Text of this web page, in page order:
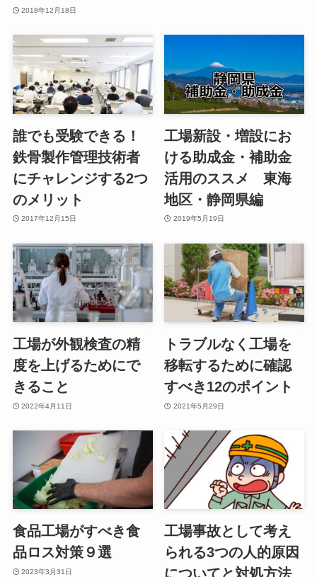
2018年12月18日
誰でも受験できる！
鉄骨製作管理技術者
にチャレンジする2つ
のメリット
2017年12月15日
工場新設・増設にお
ける助成金・補助金
活用のススメ 東海
地区・静岡県編
2019年5月19日
工場が外観検査の精
度を上げるためにで
きること
2022年4月11日
トラブルなく工場を
移転するために確認
すべき12のポイント
2021年5月29日
食品工場がすべき食
品ロス対策９選
2023年3月31日
工場事故として考え
られる3つの人的原因
についてと対処方法